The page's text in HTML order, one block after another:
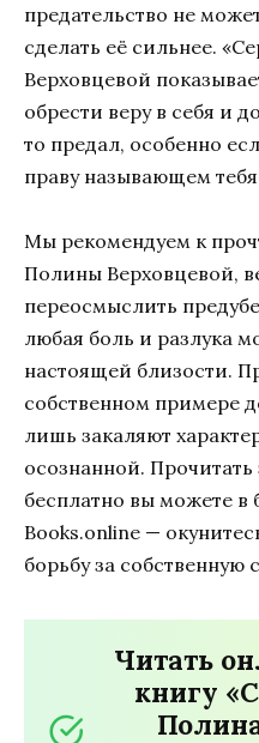
предательство не
сделать её сильнее.
Верховцевой
обрести веру в себя и
то предал, особенно
праву называющем
Мы рекомендуем к
Полины Верховцевой,
переосмыслить
любая боль и разлука
настоящей близости.
собственном примере
лишь закаляют
осознанной.
бесплатно вы можете в
Books.online —
борьбу за собственную
Читать
книгу